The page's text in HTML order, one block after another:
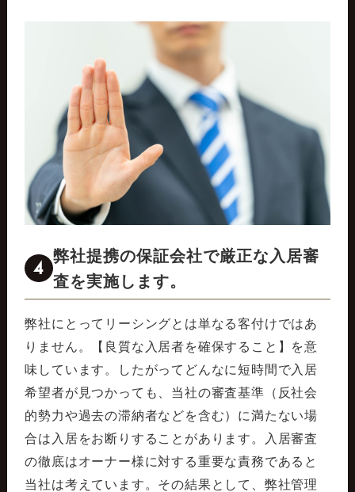
4
弊社提携の保証会社で厳正な入居審
査を実施します。
弊社にとってリーシングとは単なる客付けではあ
りません。【良質な入居者を確保すること】を意
味しています。したがってどんなに短時間で入居
希望者が見つかっても、当社の審査基準（反社会
的勢力や過去の滞納者などを含む）に満たない場
合は入居をお断りすることがあります。入居審査
の徹底はオーナー様に対する重要な責務であると
当社は考えています。その結果として、弊社管理